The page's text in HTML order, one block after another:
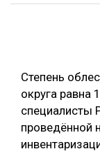
ЛЕСОЗАГОТОВКА
ЛОГИСТИКА
ТЕМАТИЧЕСКИЕ
ПОДБОРКИ
Степень
округа равна
специалисты
проведённой